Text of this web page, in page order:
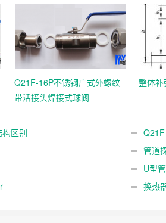
Q21F-16P不锈钢广式外螺纹
带活接头焊接式球阀
整体补
区别
管道
U型
换热